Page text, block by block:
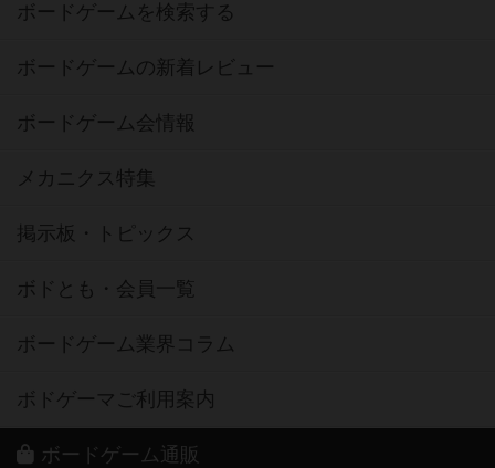
ボードゲームを検索する
ボードゲームの新着レビュー
ボードゲーム会情報
メカニクス特集
掲示板・トピックス
ボドとも・会員一覧
ボードゲーム業界コラム
ボドゲーマご利用案内
ボードゲーム通販